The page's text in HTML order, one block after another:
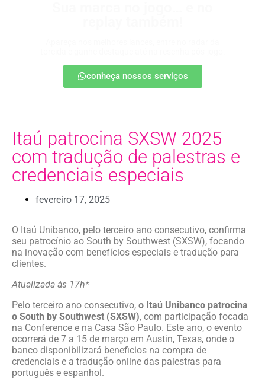
conheça nossos serviços
Itaú patrocina SXSW 2025
com tradução de palestras e
credenciais especiais
fevereiro 17, 2025
O Itaú Unibanco, pelo terceiro ano consecutivo, confirma
seu patrocínio ao South by Southwest (SXSW), focando
na inovação com benefícios especiais e tradução para
clientes.
Atualizada às 17h*
Pelo terceiro ano consecutivo, o Itaú Unibanco patrocina
o South by Southwest (SXSW), com participação focada
na Conference e na Casa São Paulo. Este ano, o evento
ocorrerá de 7 a 15 de março em Austin, Texas, onde o
banco disponibilizará beneficios na compra de
credenciais e a tradução online das palestras para
português e espanhol.